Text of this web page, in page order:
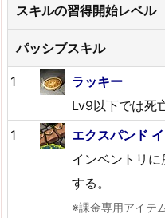
スキルの習得開始レベル
パッシブスキル
1
ラッキー
Lv9以下では死
1
エクスパンド
インベントリ
する。
※課金専用アイテ